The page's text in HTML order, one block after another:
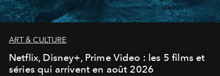
ART & CULTURE
Netflix, Disney+, Prime Video : les 5 films et
séries qui arrivent en août 2026